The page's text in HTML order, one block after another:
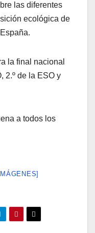
las diferentes
ecológica de
la final nacional
2.º de la ESO y
a todos los